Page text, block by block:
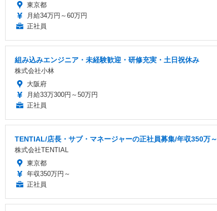
東京都
月給34万円～60万円
正社員
組み込みエンジニア・未経験歓迎・研修充実・土日祝休み
株式会社小林
大阪府
月給33万300円～50万円
正社員
TENTIAL/店長・サブ・マネージャーの正社員募集/年収350万～
株式会社TENTIAL
東京都
年収350万円～
正社員